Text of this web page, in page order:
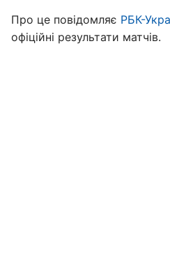
Про це повідомляє РБК-
офіційні результати матчів.